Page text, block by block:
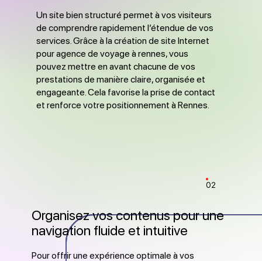
Un site bien structuré permet à vos visiteurs
de comprendre rapidement l’étendue de vos
services. Grâce à la création de site Internet
pour agence de voyage à rennes, vous
pouvez mettre en avant chacune de vos
prestations de manière claire, organisée et
engageante. Cela favorise la prise de contact
et renforce votre positionnement à Rennes.
02
Organisez vos contenus pour une
navigation fluide et intuitive
Pour offrir une expérience optimale à vos